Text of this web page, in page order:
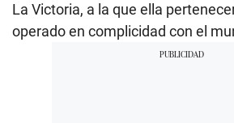
La Victoria, a la que ella
operado en complicidad con el